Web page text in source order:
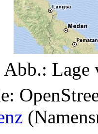
Abb.: Lage